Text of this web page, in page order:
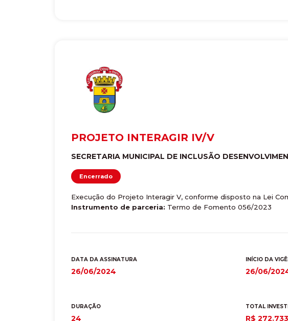
PROJETO INTERAGIR IV/V
SECRETARIA MUNICIPAL DE INCLUSÃO
Encerrado
Execução do Projeto Interagir V, conforme disposto na Lei
Instrumento de parceria: Termo de Fomento 056/2023
DATA DA ASSINATURA
26/06/2024
INÍCIO DA
26/06/
DURAÇÃO
24
TOTAL
R$